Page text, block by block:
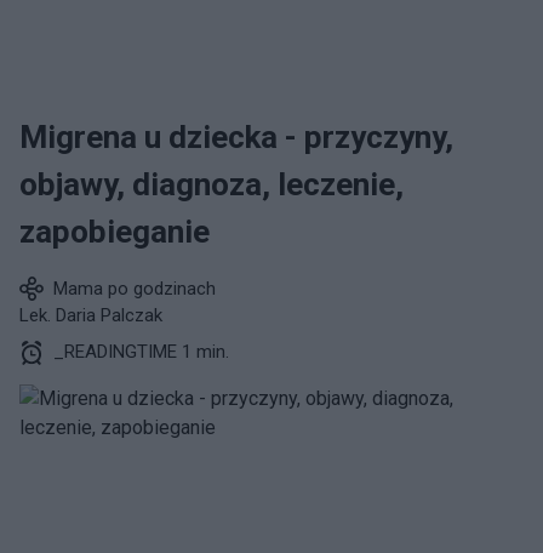
Migrena u dziecka - przyczyny,
objawy, diagnoza, leczenie,
zapobieganie
Mama po godzinach
Lek. Daria Palczak
_READINGTIME 1 min.